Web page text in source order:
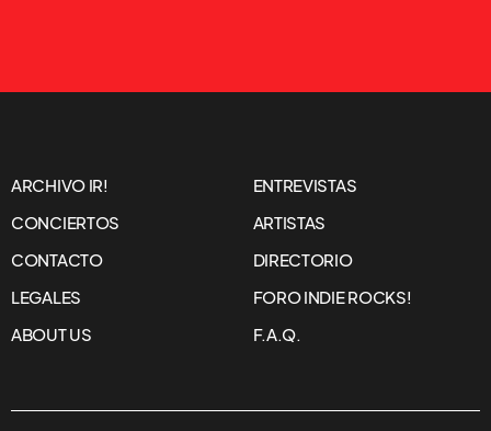
ARCHIVO IR!
ENTREVISTAS
CONCIERTOS
ARTISTAS
CONTACTO
DIRECTORIO
LEGALES
FORO INDIE ROCKS!
ABOUT US
F.A.Q.